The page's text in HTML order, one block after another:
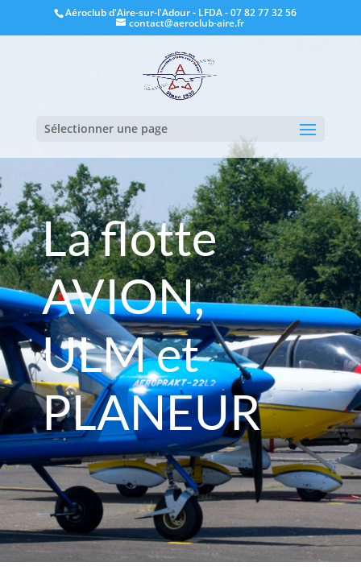
Aéroclub d'Aire-sur-l'Adour - LFDA - 07 82 77 32 56
contact@aeroclub-aire.fr
Sélectionner une page
La flotte
AVION,
ULM et
PLANEUR